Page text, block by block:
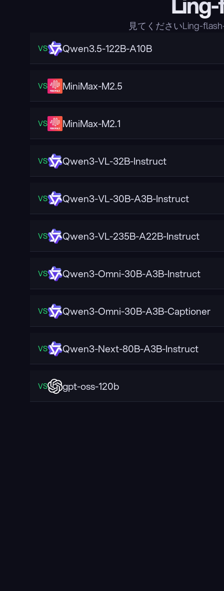
見てくださいLing-
VS Qwen3.5-122B-A10B
VS MiniMax-M2.5
VS MiniMax-M2.1
VS Qwen3-VL-32B-Instruct
VS Qwen3-VL-30B-A3B-Instruct
VS Qwen3-VL-235B-A22B-Instruct
VS Qwen3-Omni-30B-A3B-Instruct
VS Qwen3-Omni-30B-A3B-Captioner
VS Qwen3-Next-80B-A3B-Instruct
VS gpt-oss-120b